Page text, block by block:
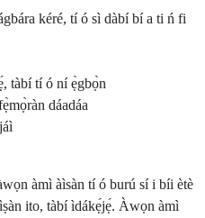
kéré, tí ó sì dàbí bí a ti ń fi
tàbí tí ó ní ẹ̀gbọ̀n
dáadáa
àmì àìsàn tí ó burú sí i bíi ètè
ito, tàbí ìdákẹ́jẹ́. Àwọn àmì